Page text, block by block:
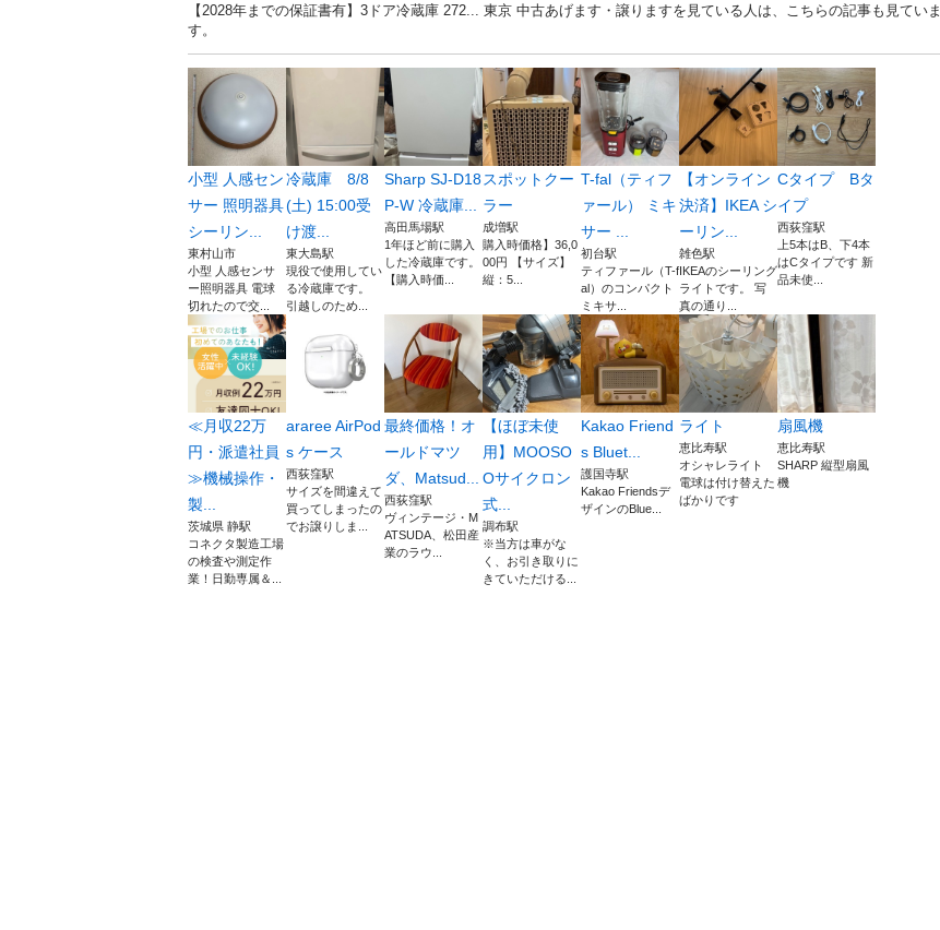
【2028年までの保証書有】3ドア冷蔵庫 272... 東京 中古あげます・譲りますを見ている人は、こちらの記事も見ていま
す。
小型 人感セン
サー 照明器具
シーリン...
東村山市
小型 人感センサ
ー照明器具 電球
切れたので交...
冷蔵庫 8/8
(土) 15:00受
け渡...
東大島駅
現役で使用してい
る冷蔵庫です。
引越しのため...
Sharp SJ-D18
P-W 冷蔵庫...
高田馬場駅
1年ほど前に購入
した冷蔵庫です。
【購入時価...
スポットクー
ラー
成増駅
購入時価格】36,0
00円 【サイズ】
縦：5...
T-fal（ティフ
ァール） ミキ
サー ...
初台駅
ティファール（T-f
al）のコンパクト
ミキサ...
【オンライン
決済】IKEA シ
ーリン...
雑色駅
IKEAのシーリング
ライトです。 写
真の通り...
Cタイプ Bタ
イプ
西荻窪駅
上5本はB、下4本
はCタイプです 新
品未使...
≪月収22万
円・派遣社員
≫機械操作・
製...
茨城県 静駅
コネクタ製造工場
の検査や測定作
業！日勤専属＆...
araree AirPod
s ケース
西荻窪駅
サイズを間違えて
買ってしまったの
でお譲りしま...
最終価格！オ
ールドマツ
ダ、Matsud...
西荻窪駅
ヴィンテージ・M
ATSUDA、松田産
業のラウ...
【ほぼ未使
用】MOOSO
Oサイクロン
式...
調布駅
※当方は車がな
く、お引き取りに
きていただける...
Kakao Friend
s Bluet...
護国寺駅
Kakao Friendsデ
ザインのBlue...
ライト
恵比寿駅
オシャレライト
電球は付け替えた
ばかりです
扇風機
恵比寿駅
SHARP 縦型扇風
機